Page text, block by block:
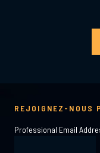
REJOIGNEZ-NOUS
Professional Email